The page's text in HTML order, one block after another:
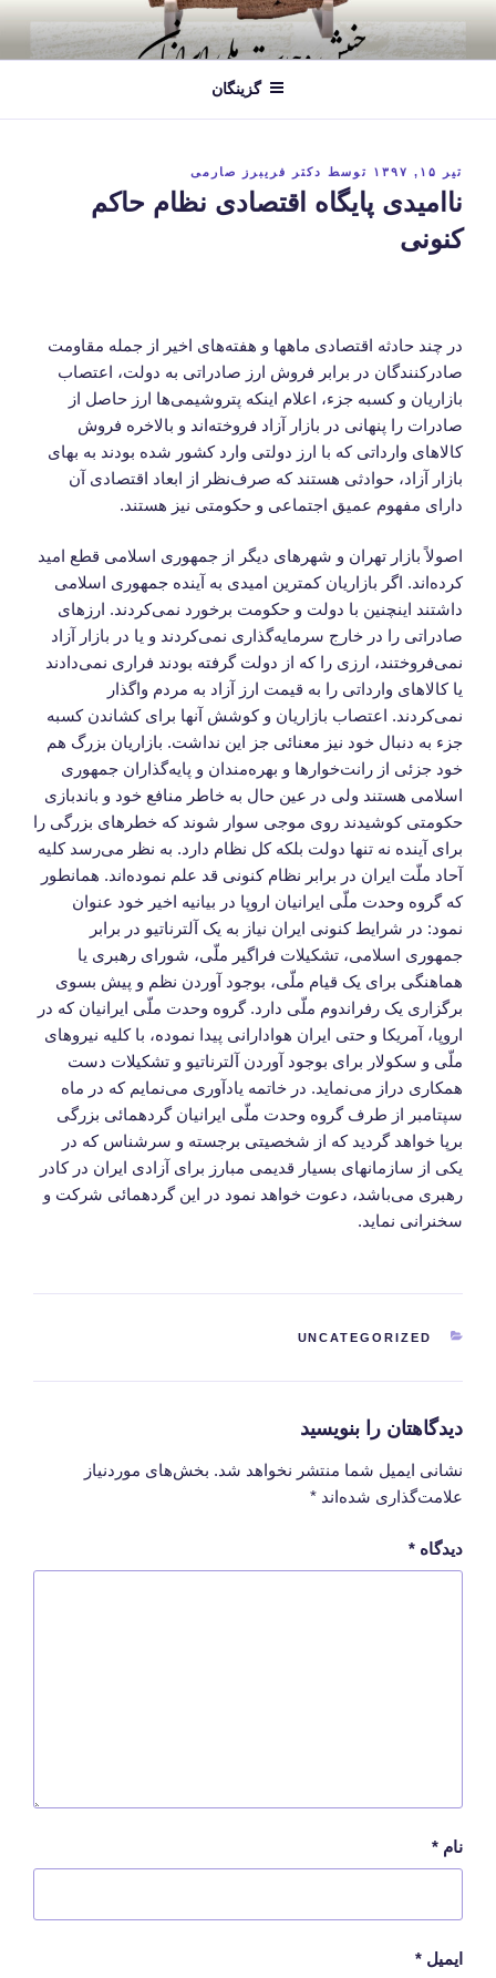
محتوا
گزینگان
نوشته‌شده
در
تیر ۱۵, ۱۳۹۷ توسط دکتر فریبرز صارمی
ناامیدی پایگاه اقتصادی نظام حاکم
کنونی
در چند حادثه اقتصادی ماهها و هفته‌های اخیر از جمله مقاومت
صادرکنندگان در برابر فروش ارز صادراتی به دولت، اعتصاب
بازاریان و کسبه جزء، اعلام اینکه پتروشیمی‌ها ارز حاصل از
صادرات را پنهانی در بازار آزاد فروخته‌اند و بالاخره فروش
کالاهای وارداتی که با ارز دولتی وارد کشور شده بودند به بهای
بازار آزاد، حوادثی هستند که صرف‌نظر از ابعاد اقتصادی آن
دارای مفهوم عمیق اجتماعی و حکومتی نیز هستند.
اصولاً بازار تهران و شهرهای دیگر از جمهوری اسلامی قطع امید
کرده‌اند. اگر بازاریان کمترین امیدی به آینده جمهوری اسلامی
داشتند اینچنین با دولت و حکومت برخورد نمی‌کردند. ارزهای
صادراتی را در خارج سرمایه‌گذاری نمی‌کردند و یا در بازار آزاد
نمی‌فروختند، ارزی را که از دولت گرفته بودند فراری نمی‌دادند
یا کالاهای وارداتی را به قیمت ارز آزاد به مردم واگذار
نمی‌کردند. اعتصاب بازاریان و کوشش آنها برای کشاندن کسبه
جزء به دنبال خود نیز معنائی جز این نداشت. بازاریان بزرگ هم
خود جزئی از رانت‌خوارها و بهره‌مندان و پایه‌گذاران جمهوری
اسلامی هستند ولی در عین حال به خاطر منافع خود و باندبازی
حکومتی کوشیدند روی موجی سوار شوند که خطرهای بزرگی را
برای آینده نه تنها دولت بلکه کل نظام دارد. به نظر می‌رسد کلیه
آحاد ملّت ایران در برابر نظام کنونی قد علم نموده‌اند. همانطور
که گروه وحدت ملّی ایرانیان اروپا در بیانیه اخیر خود عنوان
نمود: در شرایط کنونی ایران نیاز به یک آلترناتیو در برابر
جمهوری اسلامی، تشکیلات فراگیر ملّی، شورای رهبری یا
هماهنگی برای یک قیام ملّی، بوجود آوردن نظم و پیش بسوی
برگزاری یک رفراندوم ملّی دارد. گروه وحدت ملّی ایرانیان که در
اروپا، آمریکا و حتی ایران هوادارانی پیدا نموده، با کلیه نیروهای
ملّی و سکولار برای بوجود آوردن آلترناتیو و تشکیلات دست
همکاری دراز می‌نماید. در خاتمه یادآوری می‌نمایم که در ماه
سپتامبر از طرف گروه وحدت ملّی ایرانیان گردهمائی بزرگی
برپا خواهد گردید که از شخصیتی برجسته و سرشناس که در
یکی از سازمانهای بسیار قدیمی مبارز برای آزادی ایران در کادر
رهبری می‌باشد، دعوت خواهد نمود در این گردهمائی شرکت و
سخنرانی نماید.
دسته‌ها
UNCATEGORIZED
دیدگاهتان را بنویسید
نشانی ایمیل شما منتشر نخواهد شد. بخش‌های موردنیاز
علامت‌گذاری شده‌اند *
دیدگاه *
نام *
ایمیل *